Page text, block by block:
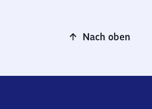
Nach oben